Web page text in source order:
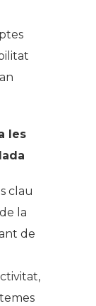
les
clau
la
de